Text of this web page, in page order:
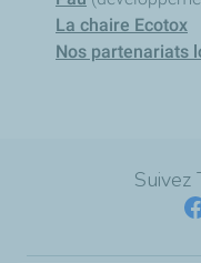
La chaire Ecotox
Nos partenariats
Suivez